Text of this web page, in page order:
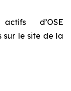
d’OSE
sur le site de la